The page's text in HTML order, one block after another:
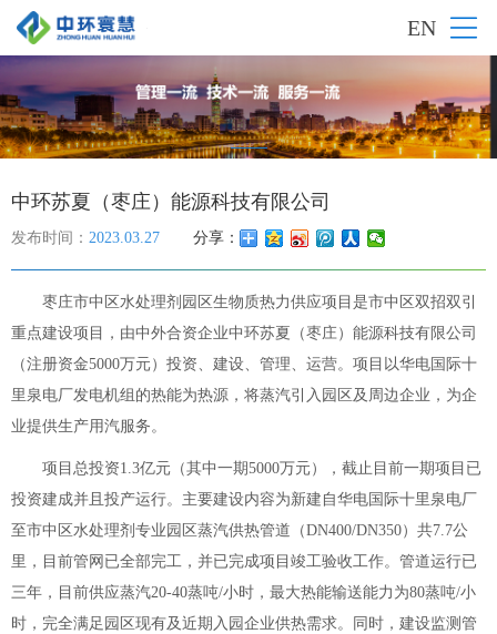
EN
中环苏夏（枣庄）能源科技有限公司
发布时间： 2023.03.27 分享：
枣庄市中区水处理剂园区生物质热力供应项目是市中区双招双引
重点建设项目，由中外合资企业中环苏夏（枣庄）能源科技有限公司
（注册资金5000万元）投资、建设、管理、运营。项目以华电国际十
里泉电厂发电机组的热能为热源，将蒸汽引入园区及周边企业，为企
业提供生产用汽服务。
项目总投资1.3亿元（其中一期5000万元），截止目前一期项目已
投资建成并且投产运行。主要建设内容为新建自华电国际十里泉电厂
至市中区水处理剂专业园区蒸汽供热管道（DN400/DN350）共7.7公
里，目前管网已全部完工，并已完成项目竣工验收工作。管道运行已
三年，目前供应蒸汽20-40蒸吨/小时，最大热能输送能力为80蒸吨/小
时，完全满足园区现有及近期入园企业供热需求。同时，建设监测管